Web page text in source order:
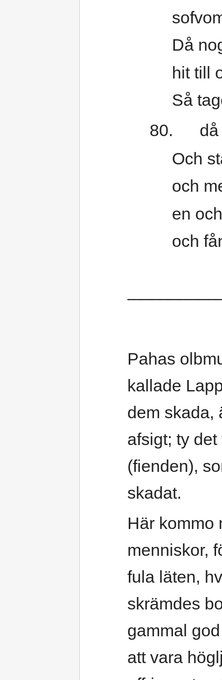
Då
hit till
Så
80. då
Och
och
en
och
Pahas
kallade
dem skada,
afsigt; ty
(fienden),
skadat.
Här kommo
menniskor,
fula läten,
skrämdes
gammal
att vara